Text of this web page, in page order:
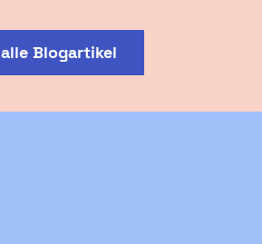
alle Blogartikel